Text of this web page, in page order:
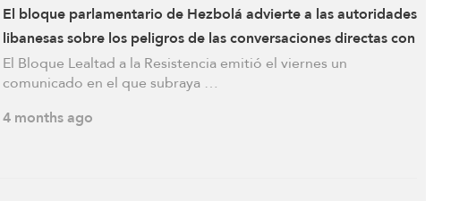
El bloque parlamentario de Hezbolá advierte a las autoridades
libanesas sobre los peligros de las conversaciones directas con
el enemigo israelí
El Bloque Lealtad a la Resistencia emitió el viernes un
comunicado en el que subraya …
4 months ago